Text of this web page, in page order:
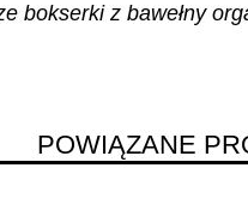
bokserki z bawełny
POWIĄZANE